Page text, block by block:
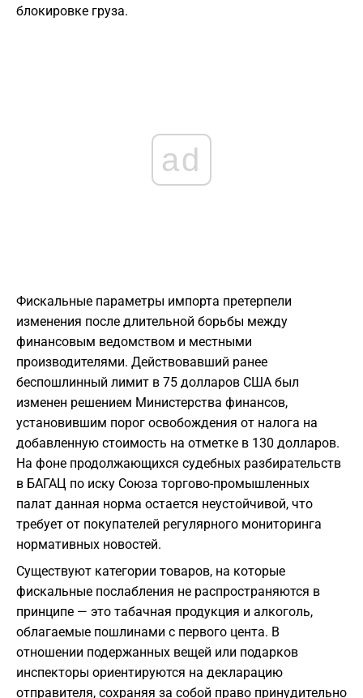
блокировке груза.
ad
Фискальные параметры импорта претерпели
изменения после длительной борьбы между
финансовым ведомством и местными
производителями. Действовавший ранее
беспошлинный лимит в 75 долларов США был
изменен решением Министерства финансов,
установившим порог освобождения от налога на
добавленную стоимость на отметке в 130 долларов.
На фоне продолжающихся судебных разбирательств
в БАГАЦ по иску Союза торгово-промышленных
палат данная норма остается неустойчивой, что
требует от покупателей регулярного мониторинга
нормативных новостей.
Существуют категории товаров, на которые
фискальные послабления не распространяются в
принципе — это табачная продукция и алкоголь,
облагаемые пошлинами с первого цента. В
отношении подержанных вещей или подарков
инспекторы ориентируются на декларацию
отправителя, сохраняя за собой право принудительно